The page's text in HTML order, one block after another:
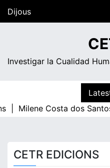
Dijous
Investigar la Cualidad
|
Milene Costa dos
CETR EDICIONS